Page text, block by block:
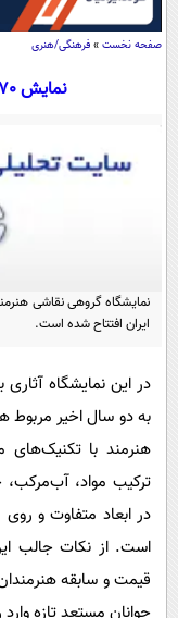
صفحه نخست » فرهنگی/هنری
نمایش 170 اثر نقاشی در خانه هنرمندان
نمایشگاه گروهی نقاشی
ایران افتتاح شده است.
در این نمایشگاه آثاری
هنرمند با تکنیک‌های
ترکیب‌ مواد،
در ابعاد متفاوت و
است. از نکات جالب
قیمت و سابقه